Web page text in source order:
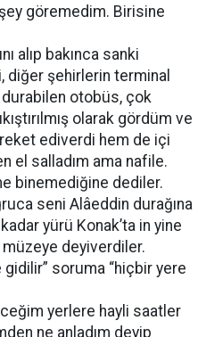
göremedim. Birisine
alıp bakınca sanki
diğer şehirlerin terminal
durabilen otobüs, çok
olarak gördüm ve
ediverdi hem de içi
el salladım ama nafile.
binemediğine dediler.
seni Alâeddin durağına
yürü Konak’ta in yine
müzeye deyiverdiler.
gidilir” soruma “hiçbir yere
yerlere hayli saatler
ne anladım deyip